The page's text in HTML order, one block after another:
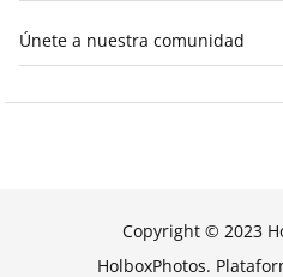
Únete a nuestra comunidad
Copyright © 2023
HolboxPhotos.